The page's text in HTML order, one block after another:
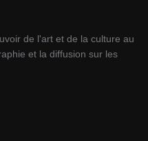
de l'art et de la culture au
et la diffusion sur les